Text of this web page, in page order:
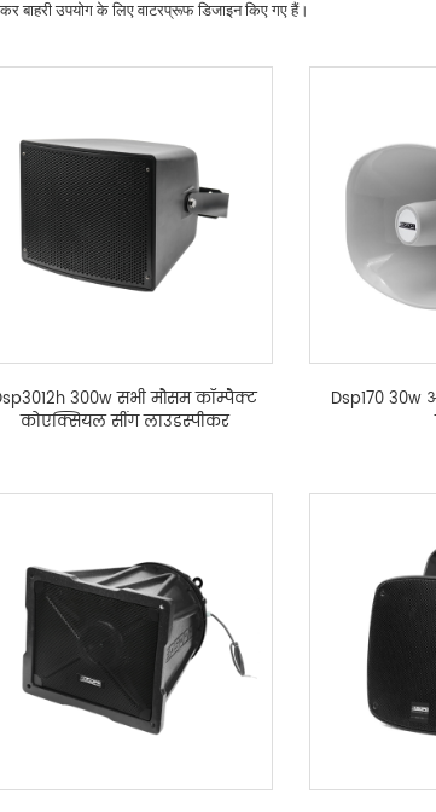
बाहरी उपयोग के लिए वाटरप्रूफ डिजाइन किए गए हैं।
300w सभी मौसम कॉम्पैक्ट
कोएक्सियल सींग लाउडस्पीकर
Dsp170 30w